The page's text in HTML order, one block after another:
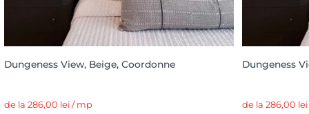
Dungeness View, Beige, Coordonne
de la 286,00 lei / mp
Dungeness
de la 286,00